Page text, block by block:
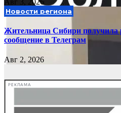
Новости региона
Жительница Сибири получила
сообщение в Телеграм
Авг 2, 2026
РЕКЛАМА